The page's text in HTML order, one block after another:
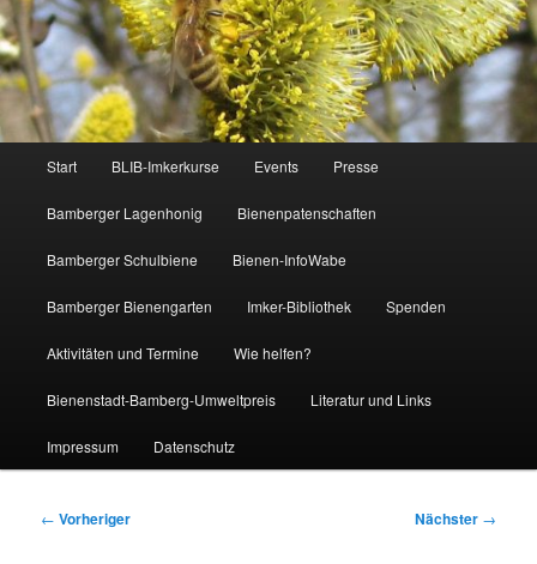
Start BLIB-Imkerkurse Events Presse
Bamberger Lagenhonig Bienenpatenschaften
Bamberger Schulbiene Bienen-InfoWabe
Bamberger Bienengarten Imker-Bibliothek Spenden
Aktivitäten und Termine Wie helfen?
Bienenstadt-Bamberg-Umweltpreis Literatur und Links
Impressum Datenschutz
Beitragsnavigation
← Vorheriger Nächster →